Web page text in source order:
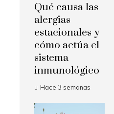
Qué causa las
alergias
estacionales y
cómo actúa el
sistema
inmunológico
Hace 3 semanas